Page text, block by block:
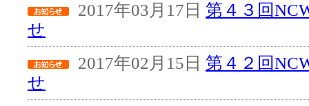
2017年03月17日 第４３回
せ
2017年02月15日 第４２回
せ